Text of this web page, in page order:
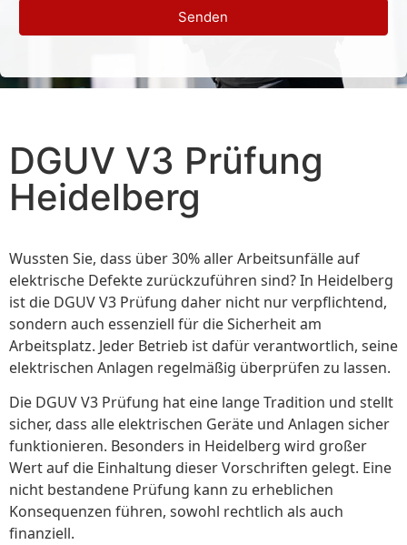
Senden
DGUV V3 Prüfung
Heidelberg
Wussten Sie, dass über 30% aller Arbeitsunfälle auf
elektrische Defekte zurückzuführen sind? In Heidelberg
ist die DGUV V3 Prüfung daher nicht nur verpflichtend,
sondern auch essenziell für die Sicherheit am
Arbeitsplatz. Jeder Betrieb ist dafür verantwortlich, seine
elektrischen Anlagen regelmäßig überprüfen zu lassen.
Die DGUV V3 Prüfung hat eine lange Tradition und stellt
sicher, dass alle elektrischen Geräte und Anlagen sicher
funktionieren. Besonders in Heidelberg wird großer
Wert auf die Einhaltung dieser Vorschriften gelegt. Eine
nicht bestandene Prüfung kann zu erheblichen
Konsequenzen führen, sowohl rechtlich als auch
finanziell.